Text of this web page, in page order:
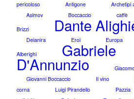
pericoloso
Antigone
Archetipi
Asimov
Boccaccio caffè
Brizzi
Dante
Deianira Eroi Europa
Alberighi
Gabriele
D'Annunzio
Giovanni Boccaccio
Il vino
corna
Luigi Pirandello Pazzia